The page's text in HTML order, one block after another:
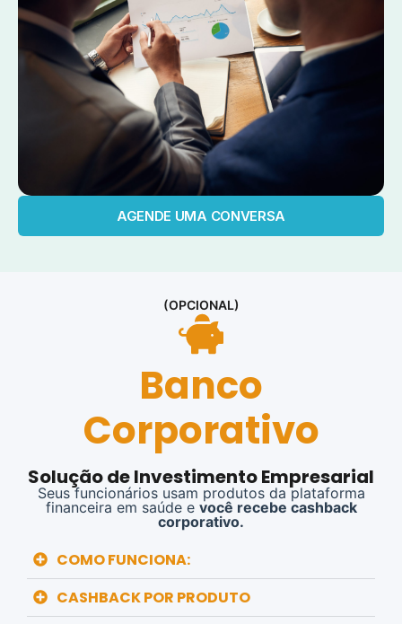
AGENDE UMA CONVERSA
(OPCIONAL)
Banco
Corporativo
Solução de Investimento Empresarial
Seus funcionários usam produtos da plataforma
financeira em saúde e você recebe cashback
corporativo.
COMO FUNCIONA:
CASHBACK POR PRODUTO